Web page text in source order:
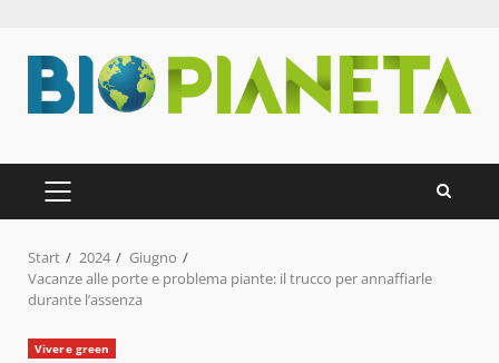
Inhalt
springen
PRIMÄRES
MENÜ
Start 2024
Giugno
Vacanze alle porte e problema piante: il trucco per annaffiarle
durante l’assenza
Vivere green